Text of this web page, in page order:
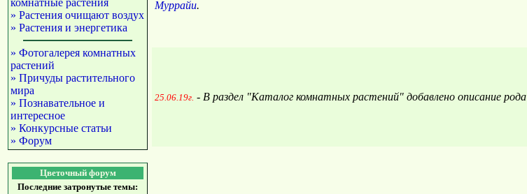
комнатные растения
» Растения очищают воздух
» Растения и энергетика
» Фотогалерея комнатных
растений
» Причуды растительного
мира
» Познавательное и
интересное
» Конкурсные статьи
» Форум
Цветочный форум
Последние затронутые темы:
Муррайи.
25.06.19г. - В раздел "Каталог комнатных растений" добавлено описание рода